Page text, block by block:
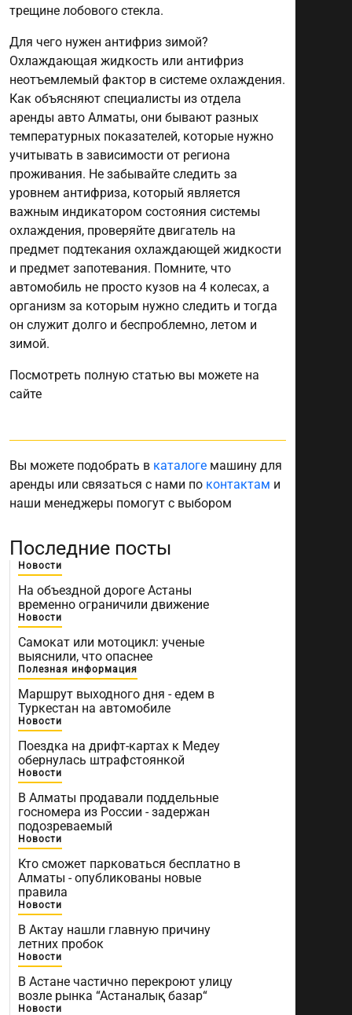
трещине лобового стекла.
Для чего нужен антифриз зимой?
Охлаждающая жидкость или антифриз
неотъемлемый фактор в системе охлаждения.
Как объясняют специалисты из отдела
аренды авто Алматы, они бывают разных
температурных показателей, которые нужно
учитывать в зависимости от региона
проживания. Не забывайте следить за
уровнем антифриза, который является
важным индикатором состояния системы
охлаждения, проверяйте двигатель на
предмет подтекания охлаждающей жидкости
и предмет запотевания. Помните, что
автомобиль не просто кузов на 4 колесах, а
организм за которым нужно следить и тогда
он служит долго и беспроблемно, летом и
зимой.
Посмотреть полную статью вы можете на
сайте
Вы можете подобрать в каталоге машину для
аренды или связаться с нами по контактам и
наши менеджеры помогут с выбором
Последние посты
Новости
На объездной дороге Астаны
временно ограничили движение
Новости
Самокат или мотоцикл: ученые
выяснили, что опаснее
Полезная информация
Маршрут выходного дня - едем в
Туркестан на автомобиле
Новости
Поездка на дрифт-картах к Медеу
обернулась штрафстоянкой
Новости
В Алматы продавали поддельные
госномера из России - задержан
подозреваемый
Новости
Кто сможет парковаться бесплатно в
Алматы - опубликованы новые
правила
Новости
В Актау нашли главную причину
летних пробок
Новости
В Астане частично перекроют улицу
возле рынка “Астаналық базар“
Новости